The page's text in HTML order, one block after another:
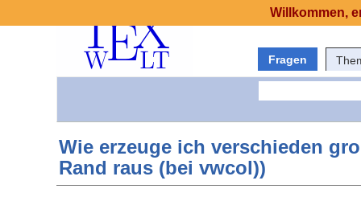
Fragen
Wie erzeuge ich verschieden
Rand raus (bei vwcol))
Willkommen,